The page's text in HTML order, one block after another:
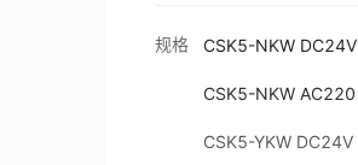
规格 CSK5-NKW DC24V
CSK5-NKW AC220
CSK5-YKW DC24V